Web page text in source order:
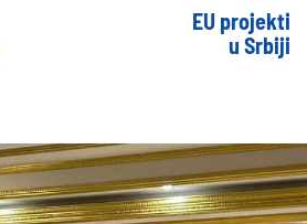
EU projekti
u Srbiji